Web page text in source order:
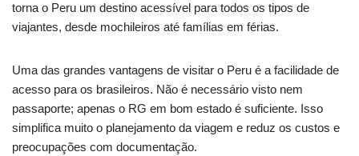
torna o Peru um destino acessível para todos os tipos de
viajantes, desde mochileiros até famílias em férias.
Uma das grandes vantagens de visitar o Peru é a facilidade de
acesso para os brasileiros. Não é necessário visto nem
passaporte; apenas o RG em bom estado é suficiente. Isso
simplifica muito o planejamento da viagem e reduz os custos e
preocupações com documentação.